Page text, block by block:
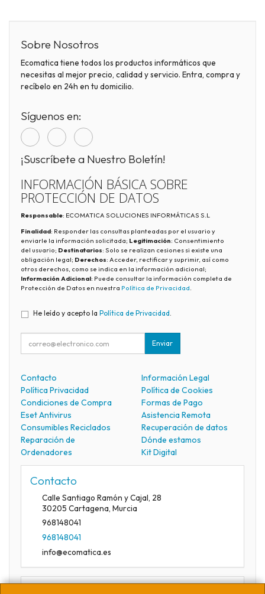
Sobre Nosotros
Ecomatica tiene todos los productos informáticos que
necesitas al mejor precio, calidad y servicio. Entra, compra y
recíbelo en 24h en tu domicilio.
Síguenos en:
¡Suscríbete a Nuestro Boletín!
INFORMACIÓN BÁSICA SOBRE
PROTECCIÓN DE DATOS
Responsable: ECOMATICA SOLUCIONES INFORMÁTICAS S.L
Finalidad: Responder las consultas planteadas por el usuario y
enviarle la información solicitada; Legitimación: Consentimiento
del usuario; Destinatarios: Solo se realizan cesiones si existe una
obligación legal; Derechos: Acceder, rectificar y suprimir, así como
otros derechos, como se indica en la información adicional;
Información Adicional: Puede consultar la información completa de
Protección de Datos en nuestra Política de Privacidad
He leído y acepto la Política de Privacidad.
Enviar
Contacto
Información Legal
Política Privacidad
Política de Cookies
Condiciones de Compra
Formas de Pago
Eset Antivirus
Asistencia Remota
Consumibles Reciclados
Recuperación de datos
Reparación de
Ordenadores
Dónde estamos
Kit Digital
Contacto
Calle Santiago Ramón y Cajal, 28
30205 Cartagena, Murcia
968148041
968148041
info@ecomatica.es